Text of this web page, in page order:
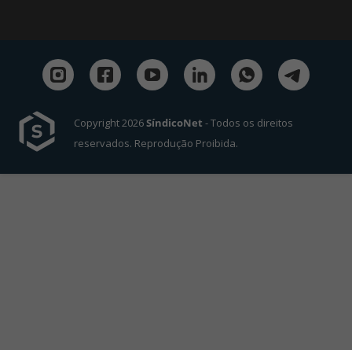
Copyright 2026SíndicoNet - Todos os direitos
reservados. Reprodução Proibida.